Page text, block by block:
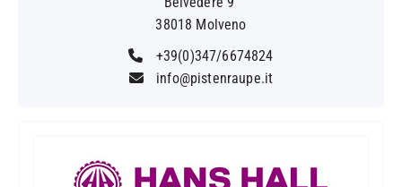
38018 Molveno
+39(0)347/6674824
info@pistenraupe.it